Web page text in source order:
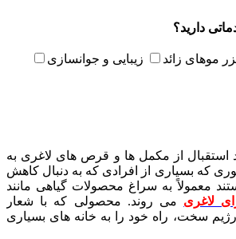
دارید؟
موهای زائد
زیبایی و جوانسازی
استقبال از مکمل ها و قرص های لاغری به
که بسیاری از افرادی که به دنبال کاهش
معمولاً به سراغ محصولات گیاهی مانند
لاغری می روند. محصولی که با شعار
سخت، راه خود را به خانه های بسیاری